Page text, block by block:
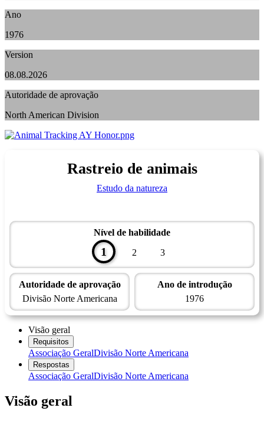
Ano
1976
Version
08.08.2026
Autoridade de aprovação
North American Division
Rastreio de animais
Estudo da natureza
Nível de habilidade
1 2 3
Autoridade de aprovação
Divisão Norte Americana
Ano de introdução
1976
Visão geral
Requisitos
Associação GeralDivisão Norte Americana
Respostas
Associação GeralDivisão Norte Americana
Visão geral